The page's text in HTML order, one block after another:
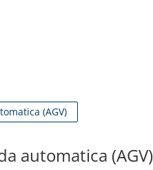
(AGV)
automatica (AGV)